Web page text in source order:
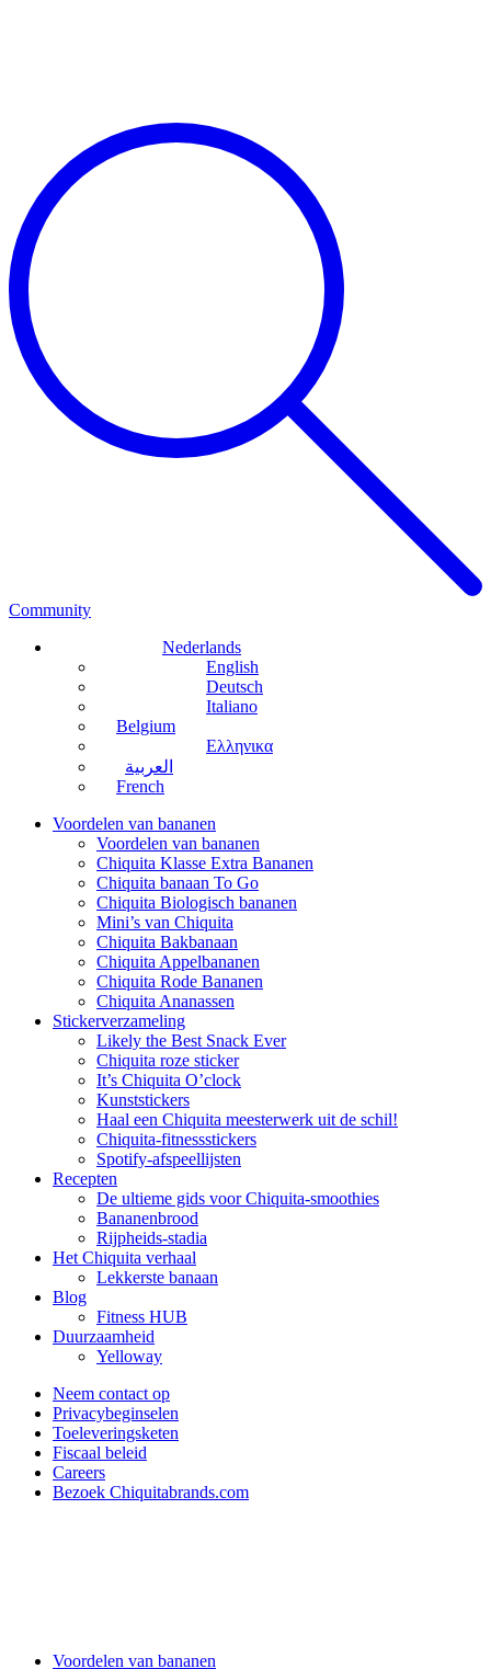
Community
Nederlands
English
Deutsch
Italiano
Belgium
Ελληνικα
العربية
French
Voordelen van bananen
Voordelen van bananen
Chiquita Klasse Extra Bananen
Chiquita banaan To Go
Chiquita Biologisch bananen
Mini’s van Chiquita
Chiquita Bakbanaan
Chiquita Appelbananen
Chiquita Rode Bananen
Chiquita Ananassen
Stickerverzameling
Likely the Best Snack Ever
Chiquita roze sticker
It’s Chiquita O’clock
Kunststickers
Haal een Chiquita meesterwerk uit de schil!
Chiquita-fitnessstickers
Spotify-afspeellijsten
Recepten
De ultieme gids voor Chiquita-smoothies
Bananenbrood
Rijpheids-stadia
Het Chiquita verhaal
Lekkerste banaan
Blog
Fitness HUB
Duurzaamheid
Yelloway
Neem contact op
Privacybeginselen
Toeleveringsketen
Fiscaal beleid
Careers
Bezoek Chiquitabrands.com
Voordelen van bananen